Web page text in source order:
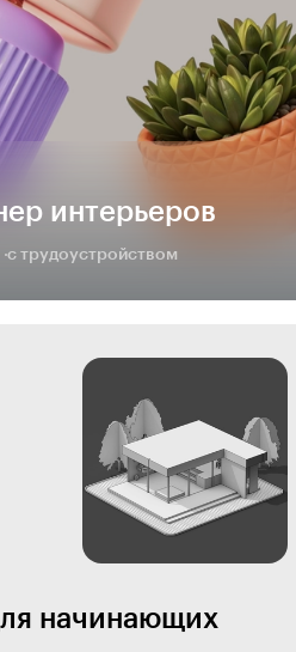
интерьеров
с трудоустройством
начинающих